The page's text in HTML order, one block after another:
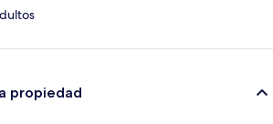
propiedad